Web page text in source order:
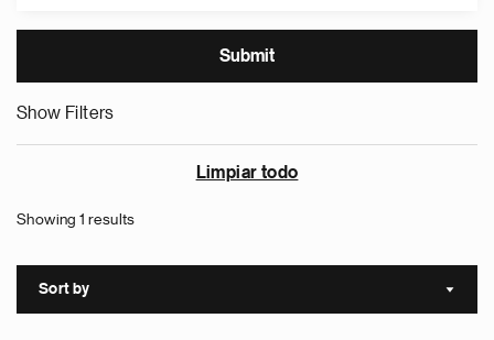
Show Filters
Limpiar todo
Showing 1 results
Sort by Sort